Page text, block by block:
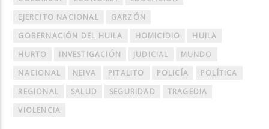
EJERCITO NACIONAL
GARZÓN
GOBERNACIÓN DEL HUILA
HOMICIDIO
HUILA
HURTO
INVESTIGACIÓN JUDICIAL
MUNDO
NACIONAL
NEIVA PITALITO POLICÍA
POLÍTICA
REGIONAL
SALUD SEGURIDAD
TRAGEDIA
VIOLENCIA